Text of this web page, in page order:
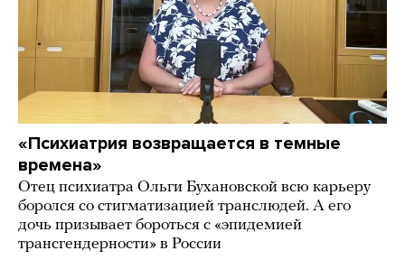
«Психиатрия возвращается в темные
времена»
Отец психиатра Ольги Бухановской всю карьеру
боролся со стигматизацией транслюдей. А его
дочь призывает бороться с «эпидемией
трансгендерности» в России